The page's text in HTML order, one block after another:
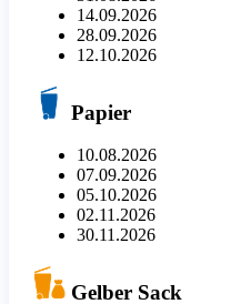
14.09.2026
28.09.2026
12.10.2026
Papier
10.08.2026
07.09.2026
05.10.2026
02.11.2026
30.11.2026
Gelber Sack